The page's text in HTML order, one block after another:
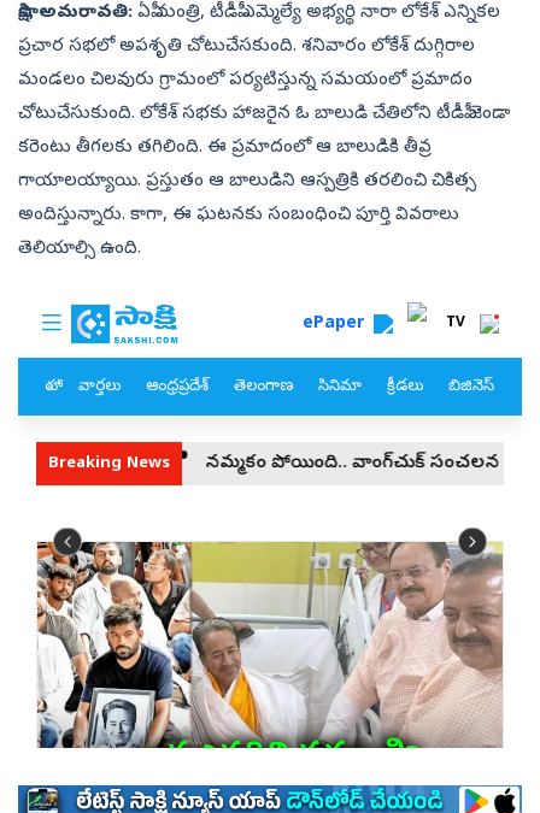
సాక్షి, అమరావతి: ఏపీ మంత్రి, టీడీపీ ఎమ్మెల్యే అభ్యర్థి నారా లోకేశ్‌ ఎన్నికల
ప్రచార సభలో అపశృతి చోటుచేసకుంది. శనివారం లోకేశ్‌ దుగ్గిరాల
మండలం చిలవురు గ్రామంలో పర్యటిస్తున్న సమయంలో ప్రమాదం
చోటుచేసుకుంది. లోకేశ్‌ సభకు హాజరైన ఓ బాలుడి చేతిలోని టీడీపీ జెండా
కరెంటు తీగలకు తగిలింది. ఈ ప్రమాదంలో ఆ బాలుడికి తీవ్ర
గాయాలయ్యాయి. ప్రస్తుతం ఆ బాలుడిని ఆస్పత్రికి తరలించి చికిత్స
అందిస్తున్నారు. కాగా, ఈ ఘటనకు సంబంధించి పూర్తి వివరాలు
తెలియాల్సి ఉంది.